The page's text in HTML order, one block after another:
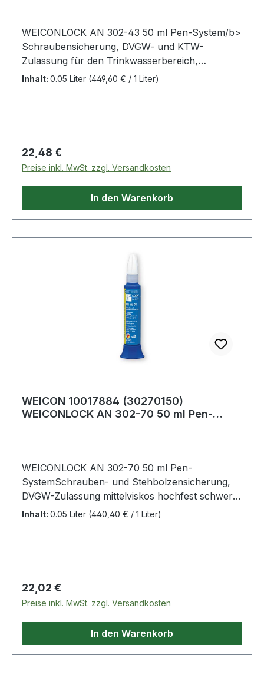
WEICONLOCK AN 302-43 50 ml Pen-System/b>
Schraubensicherung, DVGW- und KTW-
Zulassung für den Trinkwasserbereich,
hochviskos, mittelfest, normal demontierbar
Inhalt: 0.05 Liter (449,60 € / 1 Liter)
Regulärer Preis:
22,48 €
Preise inkl. MwSt. zzgl. Versandkosten
In den Warenkorb
WEICON 10017884 (30270150)
WEICONLOCK AN 302-70 50 ml Pen-
WEICONLOCK AN 302-70 50 ml Pen-
SystemSchrauben- und Stehbolzensicherung,
DVGW-Zulassung mittelviskos hochfest schwer
demontierbar Weitere Produkte im Bereich
Inhalt: 0.05 Liter (440,40 € / 1 Liter)
Regulärer Preis:
22,02 €
Preise inkl. MwSt. zzgl. Versandkosten
In den Warenkorb